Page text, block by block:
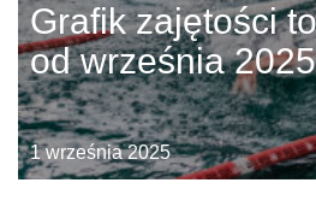
Grafik zajętości
od września
1 września 2025